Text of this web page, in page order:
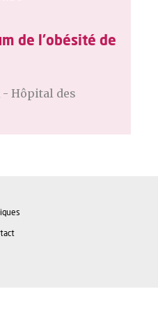
de l'obésité de
Hôpital des